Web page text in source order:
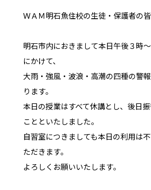
ＷＡＭ明石魚住校の生徒・保護者の
明石市内におきまして本日午後３時
にかけて、
大雨・強風・波浪・高潮の四種の警
ります。
本日の授業はすべて休講とし、後日
ことといたしました。
自習室につきましても本日の利用は
ただきます。
よろしくお願いいたします。